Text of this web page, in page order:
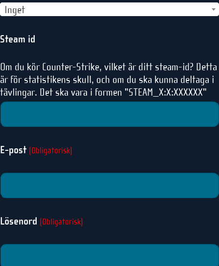
Inget
Steam id
Om du kör Counter-Strike, vilket är ditt steam-id? Detta
är för statistikens skull, och om du ska kunna deltaga i
tävlingar. Det ska vara i formen "STEAM_X:X:XXXXXX"
E-post (Obligatorisk)
Lösenord (Obligatorisk)